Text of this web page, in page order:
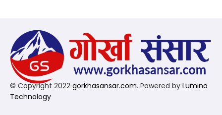
© Copyright 2022gorkhasansar.com. Powered by Lumino
Technology